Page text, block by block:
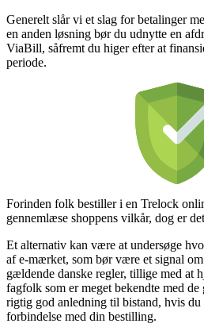
Generelt slår vi et slag for betalinger
en anden løsning bør du udnytte en
ViaBill, såfremt du higer efter at
periode.
Forinden folk bestiller i en Trelock
gennemlæse shoppens vilkår, dog er
Et alternativ kan være at undersøge
af e-mærket, som bør være et signal
gældende danske regler, tillige med at
fagfolk som er meget bekendte med
rigtig god anledning til bistand, hvis
forbindelse med din bestilling.